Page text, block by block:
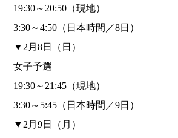
19:30～20:50（現地）
3:30～4:50（日本時間／8日）
▼2月8日（日）
女子予選
19:30～21:45（現地）
3:30～5:45（日本時間／9日）
▼2月9日（月）